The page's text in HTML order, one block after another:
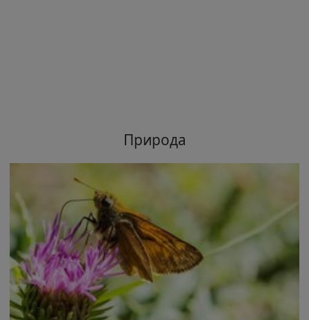
Природа